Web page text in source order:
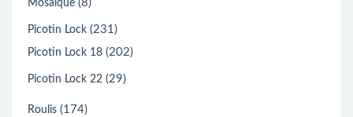
Mosaique (8)
Picotin Lock (231)
Picotin Lock 18 (202)
Picotin Lock 22 (29)
Roulis (174)